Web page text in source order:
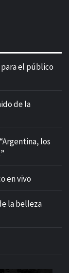
para el público
de la
los
en vivo
la belleza